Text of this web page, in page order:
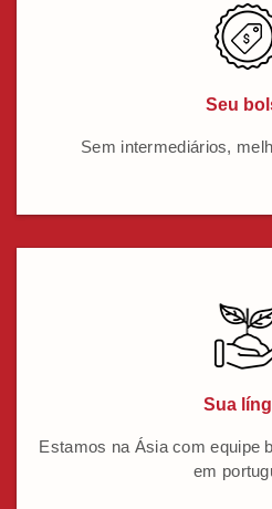
Seu
Sem intermediários,
Sua
Estamos na Ásia com equipe
em